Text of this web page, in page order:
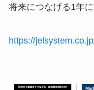
将来につなげる1年に
https://